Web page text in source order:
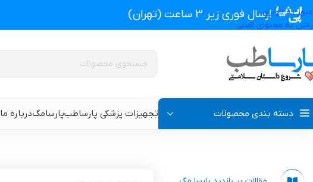
عبور به ناوبری
رفتن به محتوای اصلی
ارسال فوری زیر 3 ساعت (تهران)
دسته بندی محصولات
پروتز اکسترنال و سوتین پروتز دار
تجهیزات پزشکی پارساطبپارسامگدرباره ما
تجهیزات پزشکی پارساطب محصولات استومی> کیسه یک تکه ته بسته